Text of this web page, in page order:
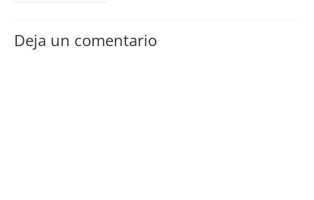
Deja un comentario